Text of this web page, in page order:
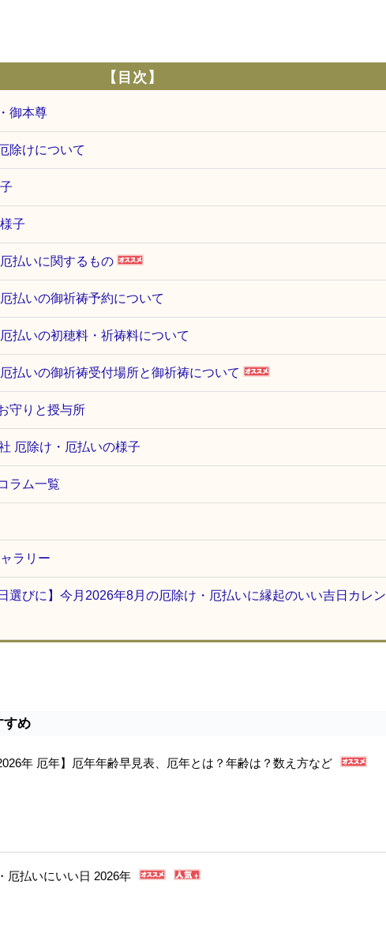
【目次】
御本尊
除けについて
子
払いに関するもの
払いの御祈祷予約について
払いの初穂料・祈祷料について
払いの御祈祷受付場所と御祈祷について
守りと授与所
厄除け・厄払いの様子
ラム一覧
ラリー
選びに】今月2026年8月の厄除け・厄払いに縁起のいい吉日カレン
すめ
年 厄年】厄年年齢早見表、厄年とは？年齢は？数え方など
厄払いにいい日 2026年